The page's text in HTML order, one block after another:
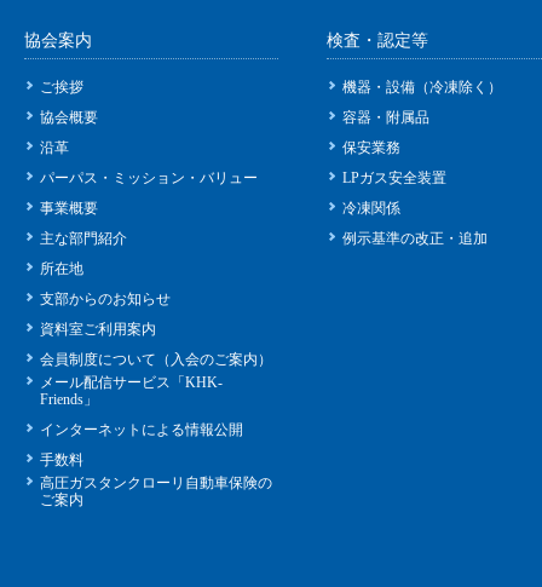
協会案内
ご挨拶
協会概要
沿革
パーパス・ミッション・バリュー
事業概要
主な部門紹介
所在地
支部からのお知らせ
資料室ご利用案内
会員制度について（入会のご案内）
メール配信サービス「KHK-
Friends」
インターネットによる情報公開
手数料
高圧ガスタンクローリ自動車保険の
ご案内
検査・認定等
機器・設備（冷凍除く）
容器・附属品
保安業務
LPガス安全装置
冷凍関係
例示基準の改正・追加